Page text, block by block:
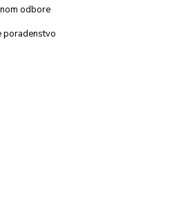
odbore
poradenstvo